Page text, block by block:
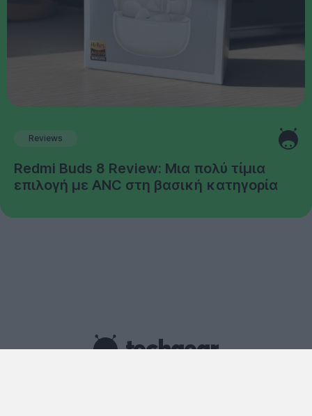
Reviews
Redmi Buds 8 Review: Μια πολύ τίμια
επιλογή με ANC στη βασική κατηγορία